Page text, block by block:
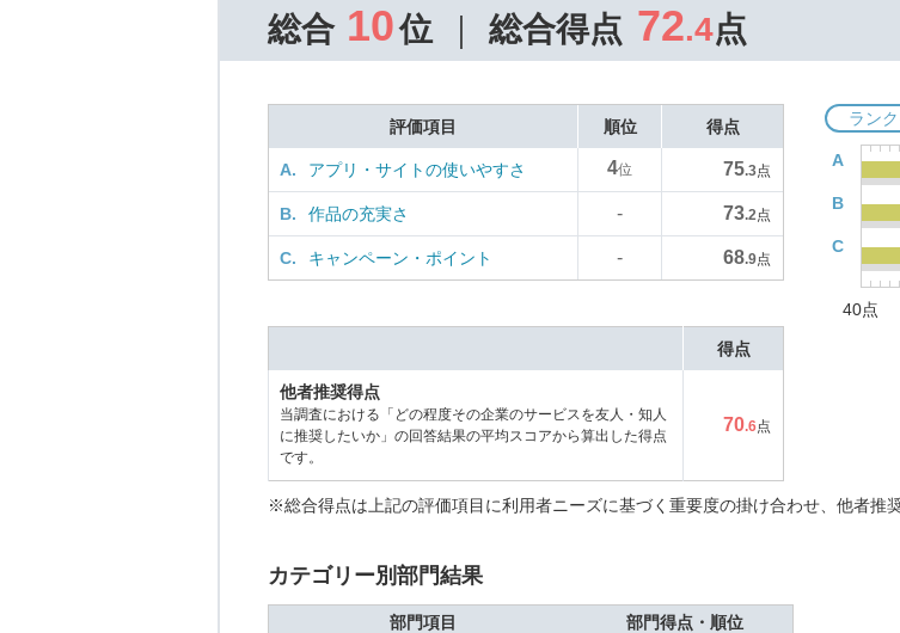
総合 10位 総合得点 72.4点
評価項目 順位 得点
A. アプリ・サイトの使いやすさ 4位 75.3点
B. 作品の充実さ - 73.2点
C. キャンペーン・ポイント - 68.9点
ラン
A
B
C
40点
得点
他者推奨得点
当調査における「どの程度その企業のサービスを友人・知人
に推奨したいか」の回答結果の平均スコアから算出した得点
です。
70.6点
※総合得点は上記の評価項目に利用者ニーズに基づく重要度の掛け合わせ、他者推
カテゴリー別部門結果
部門項目 部門得点・順位